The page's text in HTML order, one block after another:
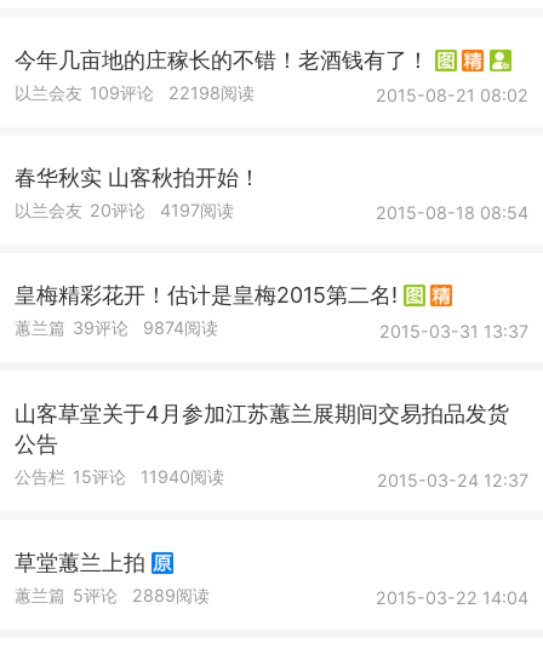
今年几亩地的庄稼长的不错！老酒钱有了！
以兰会友 2015-08-21 08:02
109评论 22198阅读
春华秋实 山客秋拍开始！
以兰会友 2015-08-18 08:54
20评论 4197阅读
皇梅精彩花开！估计是皇梅2015第二名!
蕙兰篇 2015-03-31 13:37
39评论 9874阅读
山客草堂关于4月参加江苏蕙兰展期间交易拍品发货
公告
公告栏 2015-03-24 12:37
15评论 11940阅读
草堂蕙兰上拍
蕙兰篇 2015-03-22 14:04
5评论 2889阅读